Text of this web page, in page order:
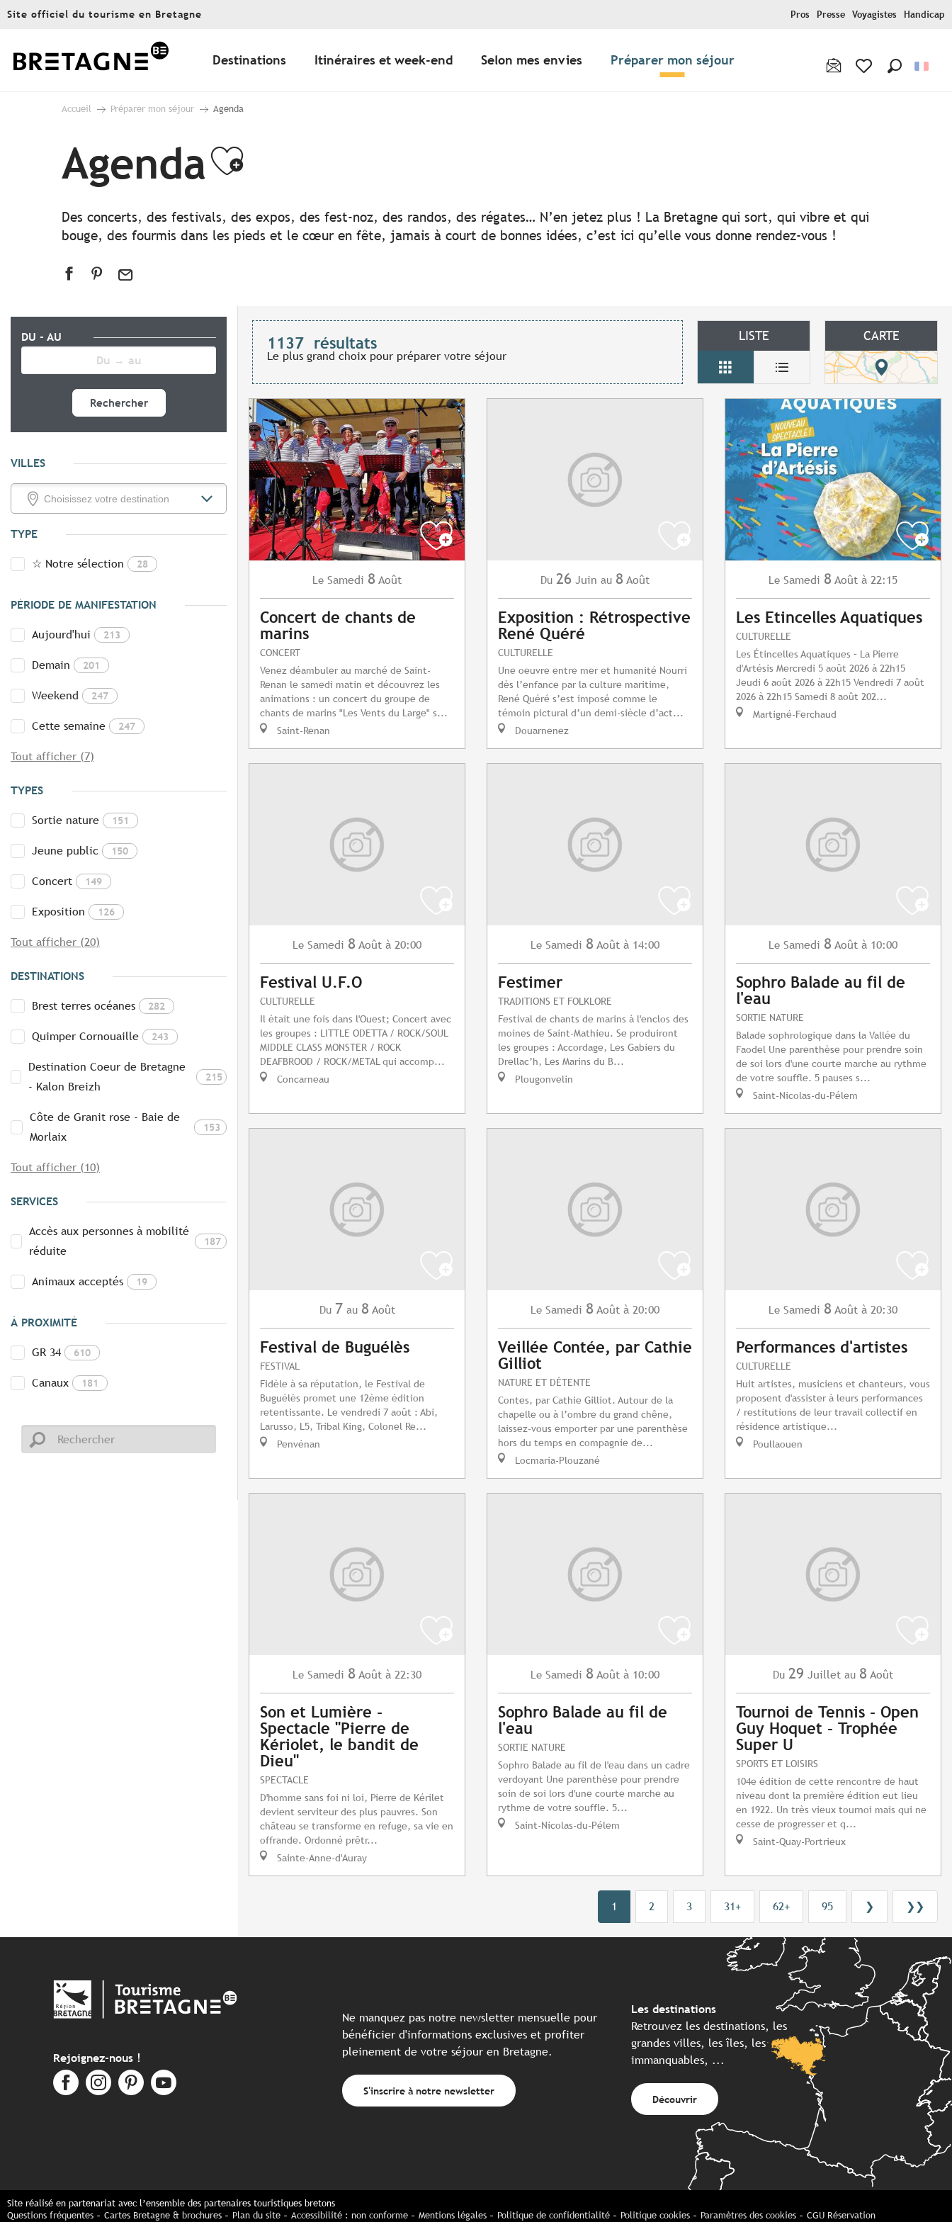
Aller
principal
Site officiel du tourisme en Bretagne Pros Presse Voyagistes Handicap
Destinations Itinéraires et week-end Selon mes envies Préparer mon séjour
Accueil Préparer mon séjour Agenda
AgendaAjouter aux favoris
Des concerts, des festivals, des expos, des fest-noz, des randos, des régates… N’en jetez plus ! La Bretagne qui sort, qui vibre et qui
bouge, des fourmis dans les pieds et le cœur en fête, jamais à court de bonnes idées, c’est ici qu’elle vous donne rendez-vous !
DU - AU
Rechercher
VILLES
TYPE
☆ Notre sélection 28
PÉRIODE DE MANIFESTATION
Aujourd'hui 213
Demain 201
Weekend 247
Cette semaine 247
Tout afficher (7)
TYPES
Sortie nature 151
Jeune public 150
Concert 149
Exposition 126
Tout afficher (20)
DESTINATIONS
Brest terres océanes 282
Quimper Cornouaille 243
Destination Coeur de Bretagne
- Kalon Breizh
215
Côte de Granit rose - Baie de
Morlaix
153
Tout afficher (10)
SERVICES
Accès aux personnes à mobilité
réduite
187
Animaux acceptés 19
À PROXIMITÉ
GR 34 610
Canaux 181
1137 résultats
Le plus grand choix pour préparer votre séjour
LISTE CARTE
Le Samedi 8 Août
Concert de chants de
marins
CONCERT
Venez déambuler au marché de Saint-
Renan le samedi matin et découvrez les
animations : un concert du groupe de
chants de marins "Les Vents du Large" s...
Saint-Renan
Du 26 Juin au 8 Août
Exposition : Rétrospective
René Quéré
CULTURELLE
Une oeuvre entre mer et humanité Nourri
dès l’enfance par la culture maritime,
René Quéré s’est imposé comme le
témoin pictural d’un demi-siècle d’act...
Douarnenez
Le Samedi 8 Août à 22:15
Les Etincelles Aquatiques
CULTURELLE
Les Étincelles Aquatiques – La Pierre
d'Artésis Mercredi 5 août 2026 à 22h15
Jeudi 6 août 2026 à 22h15 Vendredi 7 août
2026 à 22h15 Samedi 8 août 202...
Martigné-Ferchaud
Le Samedi 8 Août à 20:00
Festival U.F.O
CULTURELLE
Il était une fois dans l'Ouest; Concert avec
les groupes : LITTLE ODETTA / ROCK/SOUL
MIDDLE CLASS MONSTER / ROCK
DEAFBROOD / ROCK/METAL qui accomp...
Concarneau
Le Samedi 8 Août à 14:00
Festimer
TRADITIONS ET FOLKLORE
Festival de chants de marins à l'enclos des
moines de Saint-Mathieu. Se produiront
les groupes : Accordage, Les Gabiers du
Drellac’h, Les Marins du B...
Plougonvelin
Le Samedi 8 Août à 10:00
Sophro Balade au fil de
l'eau
SORTIE NATURE
Balade sophrologique dans la Vallée du
Faodel Une parenthèse pour prendre soin
de soi lors d'une courte marche au rythme
de votre souffle. 5 pauses s...
Saint-Nicolas-du-Pélem
Du 7 au 8 Août
Festival de Buguélès
FESTIVAL
Fidèle à sa réputation, le Festival de
Buguélès promet une 12ème édition
retentissante. Le vendredi 7 août : Abi,
Larusso, L5, Tribal King, Colonel Re...
Penvénan
Le Samedi 8 Août à 20:00
Veillée Contée, par Cathie
Gilliot
NATURE ET DÉTENTE
Contes, par Cathie Gilliot. Autour de la
chapelle ou à l’ombre du grand chêne,
laissez-vous emporter par une parenthèse
hors du temps en compagnie de...
Locmaria-Plouzané
Le Samedi 8 Août à 20:30
Performances d'artistes
CULTURELLE
Huit artistes, musiciens et chanteurs, vous
proposent d'assister à leurs performances
/ restitutions de leur travail collectif en
résidence artistique...
Poullaouen
Le Samedi 8 Août à 22:30
Son et Lumière -
Spectacle "Pierre de
Kériolet, le bandit de
Dieu"
SPECTACLE
D'homme sans foi ni loi, Pierre de Kérilet
devient serviteur des plus pauvres. Son
château se transforme en refuge, sa vie en
offrande. Ordonné prêtr...
Sainte-Anne-d'Auray
Le Samedi 8 Août à 10:00
Sophro Balade au fil de
l'eau
SORTIE NATURE
Sophro Balade au fil de l'eau dans un cadre
verdoyant Une parenthèse pour prendre
soin de soi lors d'une courte marche au
rythme de votre souffle. 5...
Saint-Nicolas-du-Pélem
Du 29 Juillet au 8 Août
Tournoi de Tennis - Open
Guy Hoquet - Trophée
Super U
SPORTS ET LOISIRS
104e édition de cette rencontre de haut
niveau dont la première édition eut lieu
en 1922. Un très vieux tournoi mais qui ne
cesse de progresser et q...
Saint-Quay-Portrieux
1 2 3 31+ 62+ 95 ❯ ❯❯
Rejoignez-nous !
Ne manquez pas notre newsletter mensuelle pour
bénéficier d'informations exclusives et profiter
pleinement de votre séjour en Bretagne.
S'inscrire à notre newsletter
Les destinations
Retrouvez les destinations, les
grandes villes, les îles, les
immanquables, ...
Découvrir
Site réalisé en partenariat avec l’ensemble des partenaires touristiques bretons
Questions fréquentes
Cartes Bretagne & brochures Plan du site Accessibilité : non conforme Mentions légales Politique de confidentialité Politique cookies Paramètres des cookies CGU Réservation